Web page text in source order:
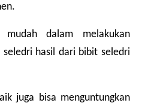
dalam melakukan
hasil dari bibit seledri
juga bisa menguntungkan